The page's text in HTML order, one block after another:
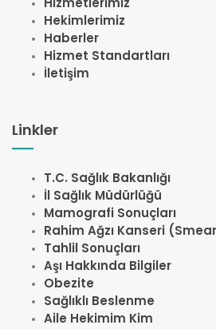
Hekimlerimiz
Haberler
Hizmet Standartları
İletişim
Linkler
T.C. Sağlık Bakanlığı
İl Sağlık Müdürlüğü
Mamografi Sonuçları
Rahim Ağzı Kanseri
Tahlil Sonuçları
Aşı Hakkında Bilgiler
Obezite
Sağlıklı Beslenme
Aile Hekimim Kim